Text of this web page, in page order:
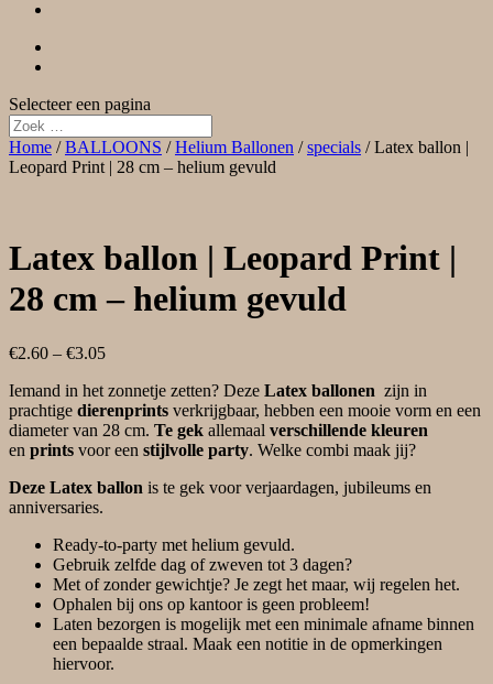
Selecteer een pagina
Home /BALLOONS /Helium Ballonen /specials / Latex ballon |
Leopard Print | 28 cm – helium gevuld
Latex ballon | Leopard Print |
28 cm – helium gevuld
€2.60 – €3.05
Iemand in het zonnetje zetten? Deze Latex ballonen zijn in
prachtige dierenprints verkrijgbaar, hebben een mooie vorm en een
diameter van 28 cm. Te gek allemaal verschillende kleuren
en prints voor een stijlvolle party. Welke combi maak jij?
Deze Latex ballon is te gek voor verjaardagen, jubileums en
anniversaries.
Ready-to-party met helium gevuld.
Gebruik zelfde dag of zweven tot 3 dagen?
Met of zonder gewichtje? Je zegt het maar, wij regelen het.
Ophalen bij ons op kantoor is geen probleem!
Laten bezorgen is mogelijk met een minimale afname binnen
een bepaalde straal. Maak een notitie in de opmerkingen
hiervoor.